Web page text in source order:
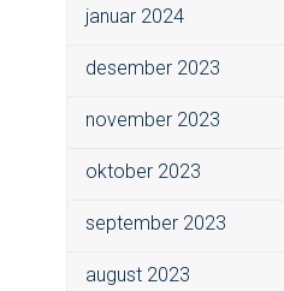
januar 2024
desember 2023
november 2023
oktober 2023
september 2023
august 2023